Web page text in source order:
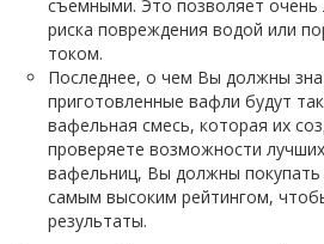
съемными. Это позволяет очень
риска повреждения водой или
током.
Последнее, о чем Вы должны
приготовленные вафли будут
вафельная смесь, которая их
проверяете возможности
вафельниц, Вы должны
самым высоким рейтингом,
результаты.